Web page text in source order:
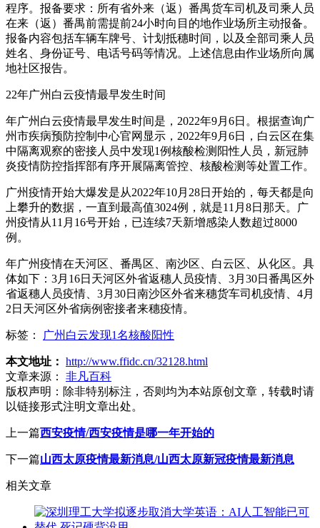
程序。报备要求：所有省外来（返）番禺货车司机及司乘人员
在来（返）番禺前需提前24小时向目的地作业场所主动报备。
报备内容包括车辆车牌号、计划抵穗时间，以及全部司乘人员
姓名、身份证号、电话号码等情况。上述信息由作业场所向属
地社区报告。
22年广州白云疫情最早发生时间
年广州白云疫情最早发生时间是，2022年9月6日。根据查询广
州市疾病预防控制中心官网显示，2022年9月6日，白云区在集
中隔离观察的密接人员中发现1例核酸检测阳性人员，新冠肺
炎疫情防控指挥部有序开展隔离管控、核酸检测等处置工作。
广州疫情开始大爆发是从2022年10月28日开始的，每天都是向
上攀升的数据，一直到最高值3024例，就是11月8日那天。广
州疫情从11月16号开始，已连续7天新增感染人数超过8000
例。
年广州疫情在天河区、番禺区、南沙区、白云区、从化区。具
体如下：3月16日天河区外省返穗人员疫情、3月30日番禺区外
省返穗人员疫情、3月30日南沙区外省来穗货车司机疫情、4月
2日天河区外省病例密接者来穗疫情。
标签： 广州白云发现1名核酸阳性
本文地址： http://www.ffidc.cn/32128.html
文章来源：
非凡百科
版权声明： 除非特别标注，否则均为本站原创文章，转载时请
以链接形式注明文章出处。
上一篇西安疫情/西安疫情是哪一年开始的
下一篇山西太原疫情最新消息/山西太原新冠疫情最新消息
相关文章